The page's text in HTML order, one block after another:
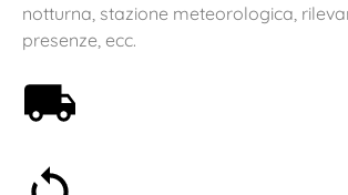
notturna, stazione meteorologica,
presenze, ecc.